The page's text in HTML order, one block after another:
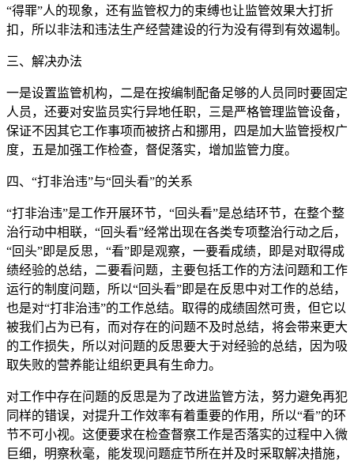
“得罪”人的现象，还有监管权力的束缚也让监管效果大打折
扣，所以非法和违法生产经营建设的行为没有得到有效遏制。
三、解决办法
一是设置监管机构，二是在按编制配备足够的人员同时要固定
人员，还要对安监员实行异地任职，三是严格管理监管设备，
保证不因其它工作事项而被挤占和挪用，四是加大监管授权广
度，五是加强工作检查，督促落实，增加监管力度。
四、“打非治违”与“回头看”的关系
“打非治违”是工作开展环节，“回头看”是总结环节，在整个整
治行动中相联，“回头看”经常出现在各类专项整治行动之后，
“回头”即是反思，“看”即是观察，一要看成绩，即是对取得成
绩经验的总结，二要看问题，主要包括工作的方法问题和工作
运行的制度问题，所以“回头看”即是在反思中对工作的总结，
也是对“打非治违”的工作总结。取得的成绩固然可贵，但它以
被我们占为已有，而对存在的问题不及时总结，将会带来更大
的工作损失，所以对问题的反思要大于对经验的总结，因为吸
取失败的营养能让组织更具有生命力。
对工作中存在问题的反思是为了改进监管方法，努力避免再犯
同样的错误，对提升工作效率有着重要的作用，所以“看”的环
节不可小视。这便要求在检查督察工作是否落实的过程中入微
巨细，明察秋毫，能发现问题症节所在并及时采取解决措施，